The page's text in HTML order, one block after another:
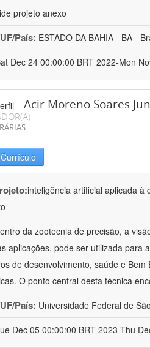
projeto anexo
País: ESTADO DA BAHIA - BA -
Dec 24 00:00:00 BRT 2022-Mon
Acir Moreno Soares
Currículo
inteligência artificial aplicada à
da zootecnia de precisão, a
aplicações, pode ser utilizada para
de desenvolvimento, saúde e
O ponto central desta técnica
País: Universidade Federal de
Dec 05 00:00:00 BRT 2023-Thu